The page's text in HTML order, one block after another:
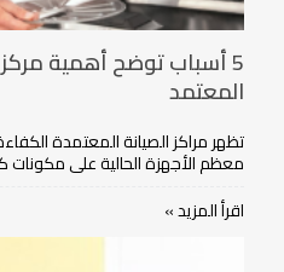
5 أسباب توضح أهمية
المعتمد
تظهر مراكز الصيانة المعتمدة
معظم الأجهزة الحالية على مكونات
اقرأ المزيد »